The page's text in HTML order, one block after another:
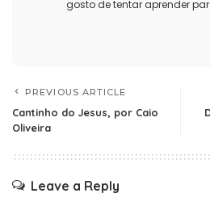
gosto de tentar aprender
PREVIOUS ARTICLE
Cantinho do Jesus, por Caio
Oliveira
Leave a Reply